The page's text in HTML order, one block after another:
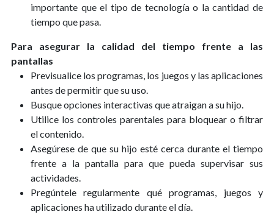
importante que el tipo de tecnología o la cantidad de
tiempo que pasa.
Para asegurar la calidad del tiempo frente a las
pantallas
Previsualice los programas, los juegos y las aplicaciones
antes de permitir que su uso.
Busque opciones interactivas que atraigan a su hijo.
Utilice los controles parentales para bloquear o filtrar
el contenido.
Asegúrese de que su hijo esté cerca durante el tiempo
frente a la pantalla para que pueda supervisar sus
actividades.
Pregúntele regularmente qué programas, juegos y
aplicaciones ha utilizado durante el día.